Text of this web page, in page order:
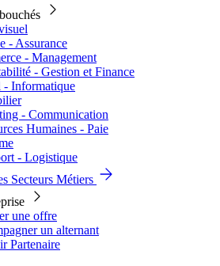
- Assurance
- Management
- Gestion et Finance
Informatique
- Communication
Humaines - Paie
- Logistique
Secteurs Métiers
une offre
un alternant
Partenaire